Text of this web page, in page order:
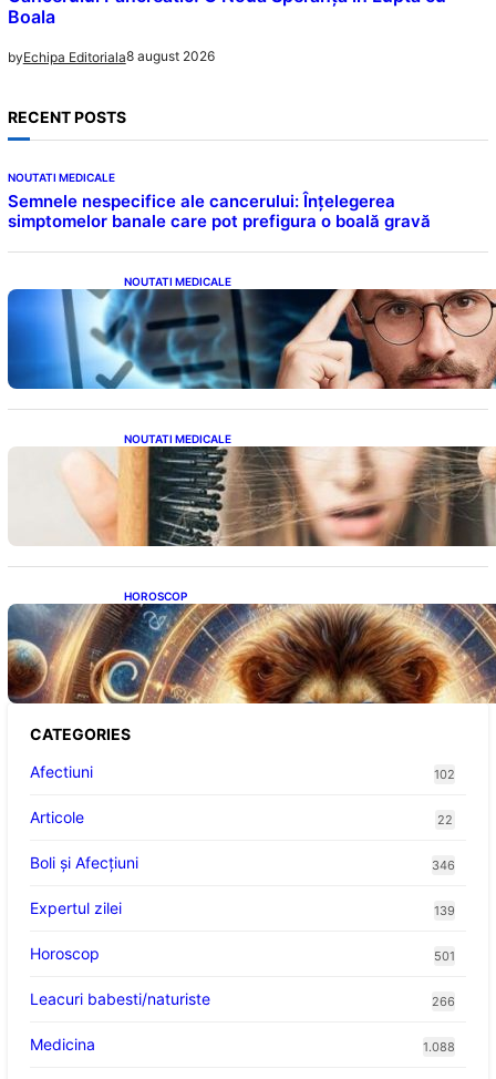
Boala
byEchipa Editoriala8 august 2026
RECENT POSTS
NOUTATI MEDICALE
Semnele nespecifice ale cancerului: Înțelegerea
simptomelor banale care pot prefigura o boală gravă
NOUTATI MEDICALE
Inteligența dincolo de note: Semnele unui IQ
ridicat care nu țin de școală
NOUTATI MEDICALE
Semnele unei deficiențe de proteine:
Impactul asupra sănătății tale
HOROSCOP
Portalul Leului 8/8: Oportunități de
Abundență pentru Cinci Zodii în 2026
CATEGORIES
Afectiuni
102
Articole 22
Boli și Afecțiuni 346
Expertul zilei 139
Horoscop 501
Leacuri babesti/naturiste 266
Medicina 1.088